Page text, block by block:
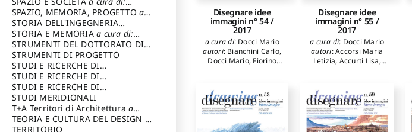
Disegnare idee
immagini n° 54 /
2017
a cura di: Docci Mario
autori: Bianchini Carlo,
Docci Mario, Fiorino
Granado-Castro
Gabriel,Grijalba
Bengoetxea Alberto,
Kirilova Kirova Tatiana
Mariotti Roberto
Disegnare idee
immagini n° 55 /
2017
a cura di: Docci Mario
autori:Accorsi Maria
Letizia, Accurti Lisa,
Manuel
Carazo Lefort
Eduardo,Carnevali
Laura,Docci Mario,
Galván Desvaux
Noelia,Inglese Carlo,
Cassetti Roberto
SPAZIO, MEMORIA, PROGETTOa
cura di: Rossi Massimo
STORIA DELL'INGEGNERIA
STRUTTURALE IN ITALIAa cura di:
Poretti Sergio
STORIA E MEMORIAa cura di:
Rossi Lauro
STRUMENTI DEL DOTTORATO DI
RICERCA IN RILIEVO E
RAPPRESENTAZIONE
DELL’ARCHITETTURA E
DELL’AMBIENTEa cura di: Migliari
Riccardo
STRUMENTI DI PROGETTO
STUDI E RICERCHE DI
ARCHEOLOGIA IN SICILIA
di: Pelagatti Paola
STUDI E RICERCHE DI
ARCHITETTURA del Dipartimento
di Architettura Università degli
Studi G. d' Annunzio
STUDI E RICERCHE DI
ARCHITETTURA del Dipartimento
di Architettura Università degli
Studi G. d' Annunzio, Chieti-
Pescaraa cura di: Fusero Paolo
STUDI MERIDIONALI
T+A Territori di Architetturaa
cura di: Ramazzotti Luigi
TEORIA E CULTURA DEL DESIGN a
cura di: Furlanis Giuseppe
TERRITORIO